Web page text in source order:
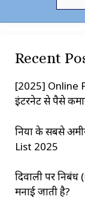
h
Recent
[2025] Online
इंटरनेट से पैसे
दुनिया के सबसे
List 2025
दिवाली पर
मनाई जाती है?